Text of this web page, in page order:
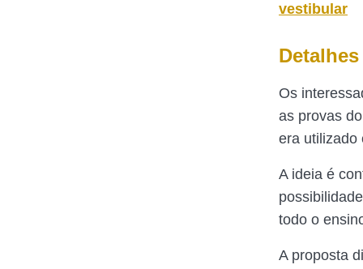
vestibular
Os
as provas
era utilizado
A ideia é
todo o
A proposta